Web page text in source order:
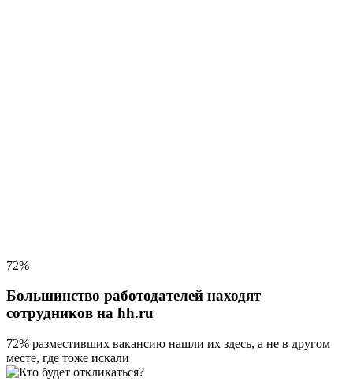
72%
Большинство работодателей находят
сотрудников на hh.ru
72% разместивших вакансию нашли их здесь, а не в другом
месте, где тоже искали